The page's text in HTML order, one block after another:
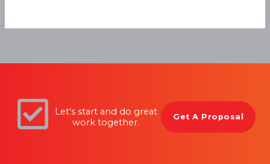
Let's start and do great
work together.
Get A Proposal